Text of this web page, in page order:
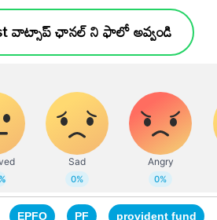
వాట్సాప్ ఛానల్ ని ఫాలో అవ్వండి
EPFO PF provident fund